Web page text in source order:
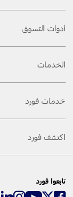
أدوات التسوق
الخدمات
خدمات فورد
اكتشف فورد
تابعوا فورد